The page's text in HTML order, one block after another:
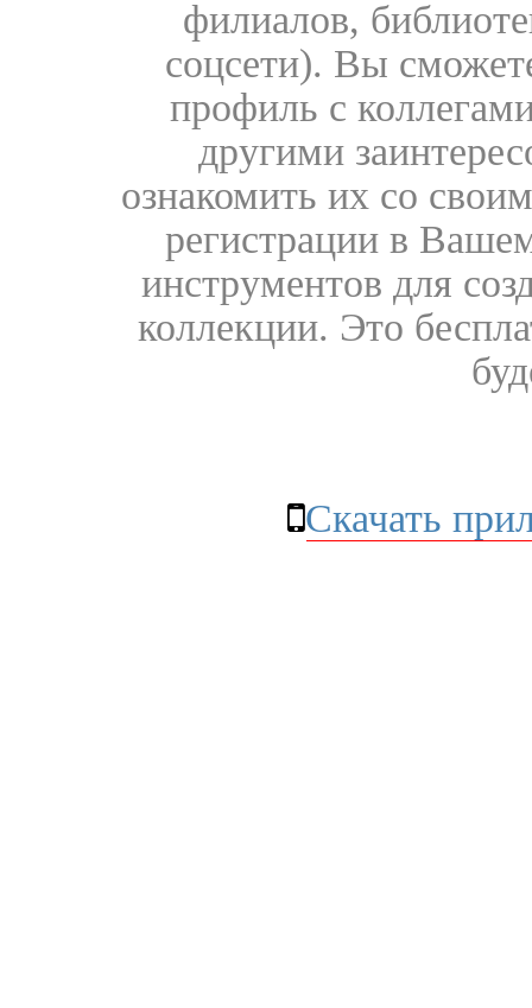
филиалов,
соцсети). Вы
профиль с
другими
ознакомить их со
регистрации в
инструментов для
коллекции. Это
Скачать